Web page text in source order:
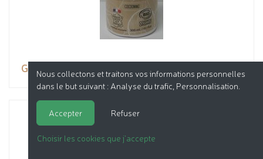
GEL DOUCHE MIEL KARITE
Nous collectons et traitons vos informations personnelles
dans le but suivant : Analyse du trafic, Personnalisation
Accepter Refuser
Choisir les cookies que j'accepte